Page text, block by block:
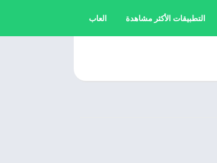
التطبيقات الأكثر مشاهدة العاب